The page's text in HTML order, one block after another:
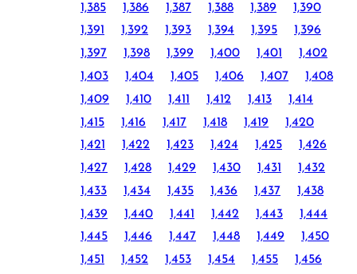
1,385
1,386 1,387 1,388 1,389
1,390
1,391
1,392 1,393 1,394 1,395
1,396
1,397
1,398 1,399 1,400 1,401
1,402
1,403
1,404 1,405 1,406 1,407
1,408
1,409
1,410 1,411 1,412 1,413
1,414
1,415
1,416 1,417 1,418 1,419
1,420
1,421
1,422 1,423 1,424 1,425
1,426
1,427
1,428 1,429 1,430 1,431
1,432
1,433
1,434 1,435 1,436 1,437
1,438
1,439
1,440 1,441 1,442 1,443
1,444
1,445
1,446 1,447 1,448 1,449
1,450
1,451
1,452 1,453 1,454 1,455
1,456